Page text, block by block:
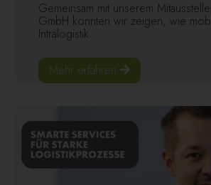
Gemeinsam mit unserem
GmbH konnten wir zeigen, wie
Intralogistik...
Mehr erfahren